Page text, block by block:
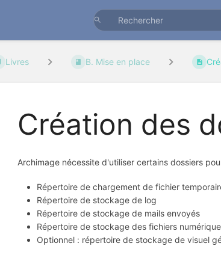
Livres B. Mise en place
Création des
Archimage nécessite d'utiliser certains dossiers
Répertoire de chargement de fichier
Répertoire de stockage de log
Répertoire de stockage de mails envoyés
Répertoire de stockage des fichiers
Optionnel : répertoire de stockage de visuel